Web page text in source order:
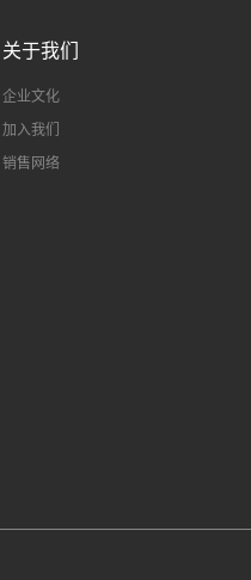
关于我们
企业文化
加入我们
销售网络